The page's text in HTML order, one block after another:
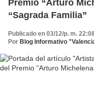
Premio “Arturo
“Sagrada Familia”
Publicado en 03/12/p. m.
Por Blog Informativo